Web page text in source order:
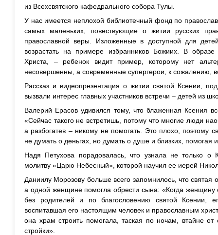
из Всехсвятского кафедрального собора Тулы.
У нас имеется неплохой библиотечный фонд по
самых маленьких, повествующие о житии русских
православной веры. Изложенные в доступной для
возрастать на примере избранников Божиих. В образе
Христа, – ребенок видит пример, которому нет
несовершенны, а современные супергерои, к сожалению,
Рассказ и видеопрезентация о житии святой Ксении,
вызвали интерес главных участников встречи – детей из
Валерий Ерасов удивился тому, что блаженная Ксения
«Сейчас такого не встретишь, потому что многие люди
а разбогатев – никому не помогать. Это плохо, поэтому
не думать о деньгах, но думать о душе и близких, помогая
Надя Петухова порадовалась, что узнала не только о
молитву «Царю Небесный», которой научил ее иерей
Даниилу Морозову больше всего запомнилось, что
а одной женщине помогла обрести сына: «Когда женщину
без родителей и по благословению святой Ксении,
воспитавшая его настоящим человек и православным
она храм строить помогала, таская по ночам, втайне
стройки».